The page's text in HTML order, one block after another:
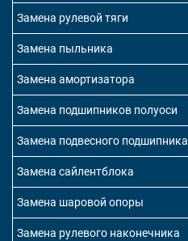
Замена рулевой тяги
Замена пыльника
Замена амортизатора
Замена подшипников полуоси
Замена подвесного подшипника
Замена сайлентблока
Замена шаровой опоры
Замена рулевого наконечника